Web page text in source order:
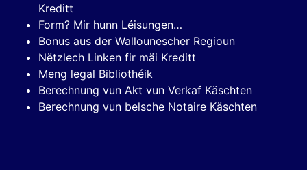
Kreditt
Form? Mir hunn Léisungen…
Bonus aus der Wallounescher Regioun
Nëtzlech Linken fir mäi Kreditt
Meng legal Bibliothéik
Berechnung vun Akt vun Verkaf Käschten
Berechnung vun belsche Notaire Käschten